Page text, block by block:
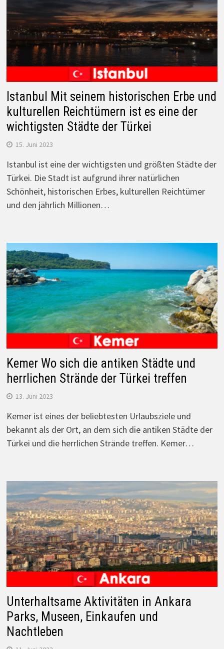
Istanbul Mit seinem historischen Erbe und
kulturellen Reichtümern ist es eine der
wichtigsten Städte der Türkei
15. Juni 2023
Istanbul ist eine der wichtigsten und größten Städte der
Türkei. Die Stadt ist aufgrund ihrer natürlichen
Schönheit, historischen Erbes, kulturellen Reichtümer
und den jährlich Millionen…
Kemer Wo sich die antiken Städte und
herrlichen Strände der Türkei treffen
13. Juni 2023
Kemer ist eines der beliebtesten Urlaubsziele und
bekannt als der Ort, an dem sich die antiken Städte der
Türkei und die herrlichen Strände treffen. Kemer…
Unterhaltsame Aktivitäten in Ankara
Parks, Museen, Einkaufen und
Nachtleben